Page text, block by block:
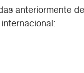
anteriormente